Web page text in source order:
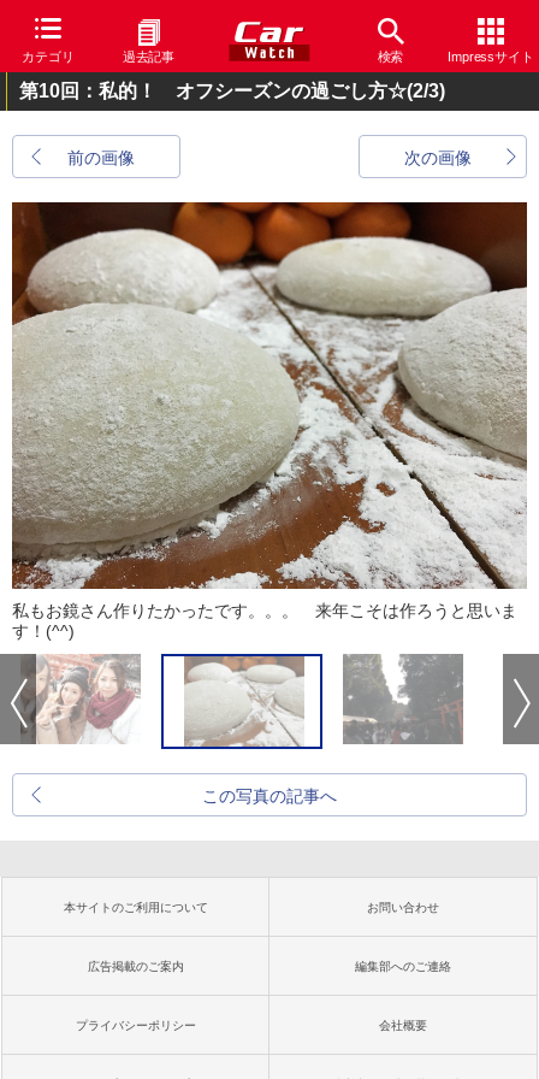
カテゴリ 過去記事 検索 Impressサイト
第10回：私的！ オフシーズンの過ごし方☆(2/3)
前の画像 次の画像
私もお鏡さん作りたかったです。。。 来年こそは作ろうと思いま
す！(^^)
この写真の記事へ
本サイトのご利用について お問い合わせ
広告掲載のご案内 編集部へのご連絡
プライバシーポリシー 会社概要